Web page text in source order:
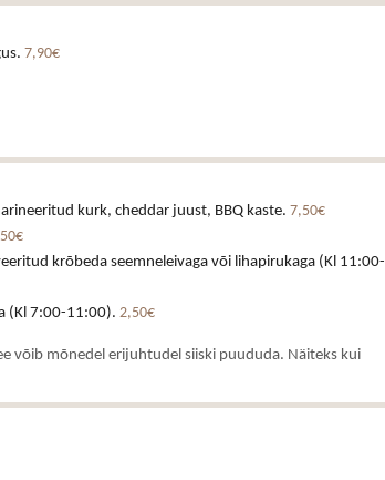
7,90€
kurk, cheddar juust, BBQ kaste. 7,50€
krõbeda seemneleivaga või lihapirukaga (Kl 11:00-
(Kl 7:00-11:00). 2,50€
võib mõnedel erijuhtudel siiski puududa. Näiteks kui